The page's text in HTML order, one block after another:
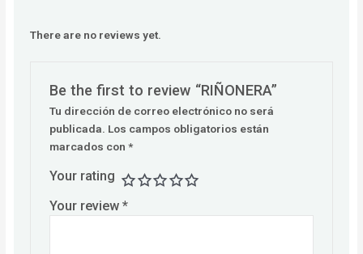
There are no reviews yet.
Be the first to review “RIÑONERA”
Tu dirección de correo electrónico no será
publicada. Los campos obligatorios están
marcados con*
Your rating
Your review*